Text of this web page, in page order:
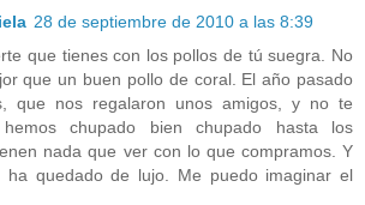
28 de septiembre de 2010 a las 8:39
que tienes con los pollos de tú suegra. No
que un buen pollo de coral. El año pasado
que nos regalaron unos amigos, y no te
chupado bien chupado hasta los
nada que ver con lo que compramos. Y
ha quedado de lujo. Me puedo imaginar el